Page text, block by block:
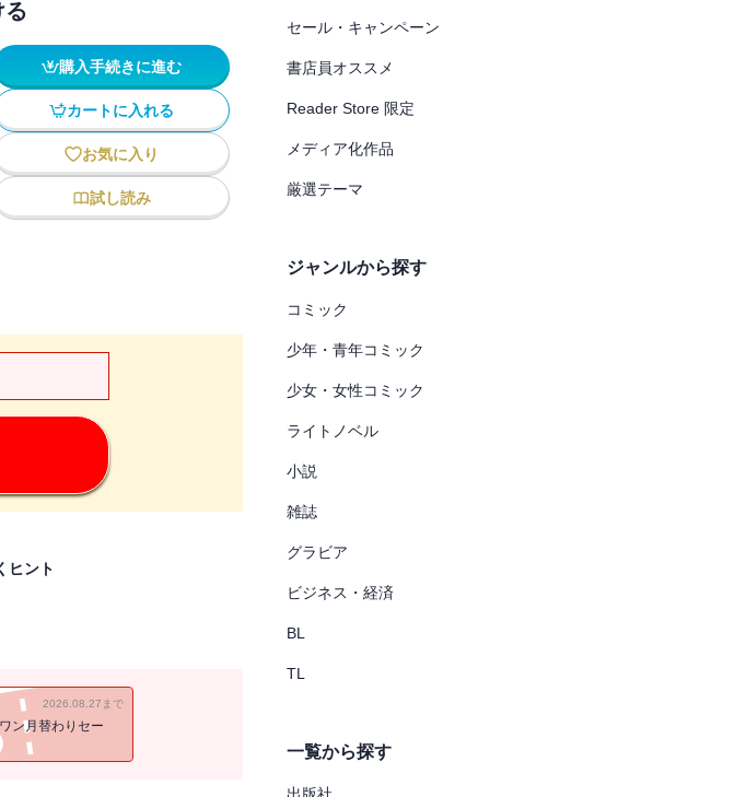
る
購入手続きに進む
カートに入れる
お気に入り
試し読み
ヒント
？
2026.08.27まで
ン月替わりセー
セール・キャンペーン
書店員オススメ
Reader Store 限定
メディア化作品
厳選テーマ
ジャンルから探す
コミック
少年・青年コミック
少女・女性コミック
ライトノベル
小説
雑誌
グラビア
ビジネス・経済
BL
TL
一覧から探す